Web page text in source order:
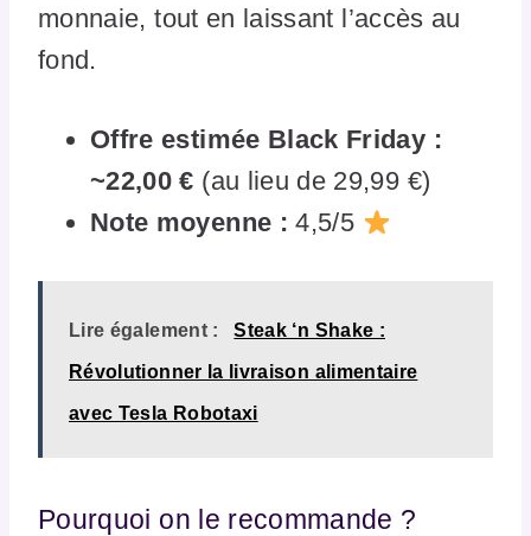
monnaie, tout en laissant l’accès au
fond.
Offre estimée Black Friday :
~22,00 € (au lieu de 29,99 €)
Note moyenne : 4,5/5
Lire également : Steak ‘n Shake :
Révolutionner la livraison alimentaire
avec Tesla Robotaxi
Pourquoi on le recommande ?